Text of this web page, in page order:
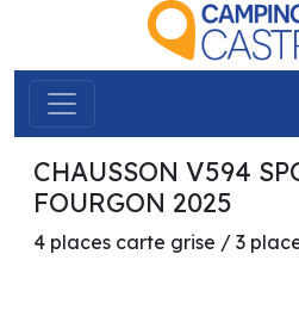
précédent
CHAUSSON V594
FOURGON 2025
4 places carte grise / 3